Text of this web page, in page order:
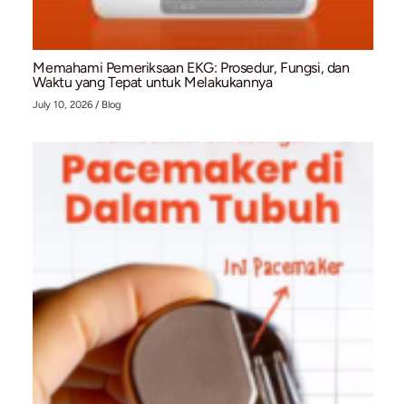
Kaki Bengkak dan Menghitam? Waspadai
Chronic Venous Insufficiency (CVI)